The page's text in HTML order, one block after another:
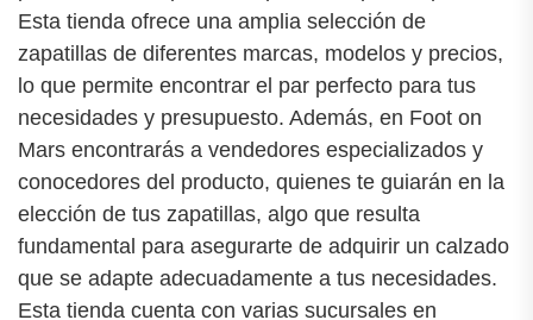
Esta tienda ofrece una amplia selección de
zapatillas de diferentes marcas, modelos y precios,
lo que permite encontrar el par perfecto para tus
necesidades y presupuesto. Además, en Foot on
Mars encontrarás a vendedores especializados y
conocedores del producto, quienes te guiarán en la
elección de tus zapatillas, algo que resulta
fundamental para asegurarte de adquirir un calzado
que se adapte adecuadamente a tus necesidades.
Esta tienda cuenta con varias sucursales en